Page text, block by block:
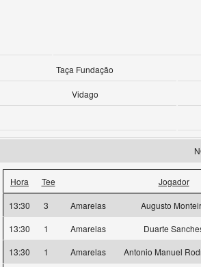
Taça Fundação
Vidago
Hora Tee Jogador
13:30 3 Amarelas
Augusto
13:30
1 Amarelas
Duarte
13:30
1 Amarelas
Antonio Manuel